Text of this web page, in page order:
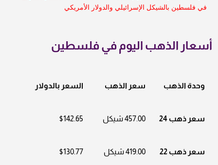
في فلسطين بالشيكل الإسرائيلي والدولار الأمريكي
أسعار الذهب اليوم في فلسطين
وحدة الذهب سعر الذهب السعر بالدولار
سعر ذهب 24 457.00 شيكل $142.65
سعر ذهب 22 419.00 شيكل $130.77